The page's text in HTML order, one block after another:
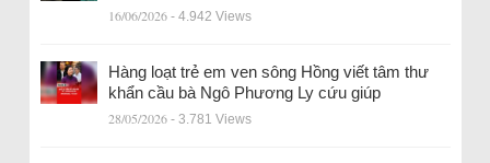
16/06/2026 - 4.942 Views
Hàng loạt trẻ em ven sông Hồng viết tâm thư
khẩn cầu bà Ngô Phương Ly cứu giúp
28/05/2026 - 3.781 Views